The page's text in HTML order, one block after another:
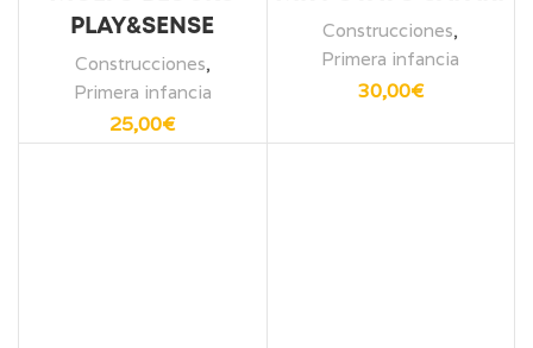
PLAY&SENSE
Construcciones,
Primera infancia
25,00€
Construcciones,
Primera infancia
30,00€